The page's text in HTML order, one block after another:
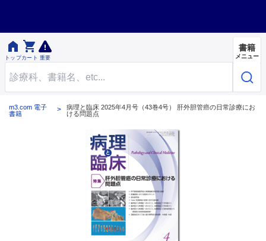

トップ

カート 重要
書籍
メニュー
m3.com 電子
書籍
病理と臨床 2025年4月号（43巻4号） 肝外胆管癌の日常診療にお
ける問題点